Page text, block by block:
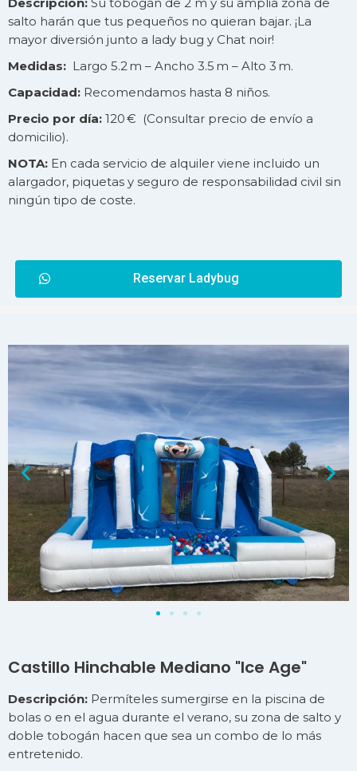
salto harán que tus pequeños no quieran bajar. ¡La
mayor diversión junto a lady bug y Chat noir!
Medidas: Largo 5.2 m – Ancho 3.5 m – Alto 3 m.
Capacidad: Recomendamos hasta 8 niños.
Precio por día: 120 € (Consultar precio de envío a
domicilio).
NOTA: En cada servicio de alquiler viene incluido un
alargador, piquetas y seguro de responsabilidad civil sin
ningún tipo de coste.
Reservar Ladybug
Castillo Hinchable Mediano "Ice Age"
Descripción: Permíteles sumergirse en la piscina de
bolas o en el agua durante el verano, su zona de salto y
doble tobogán hacen que sea un combo de lo más
entretenido.